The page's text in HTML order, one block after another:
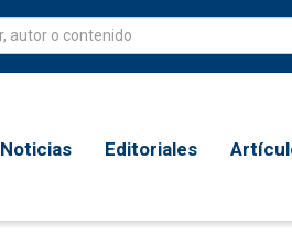
Noticias Editoriales